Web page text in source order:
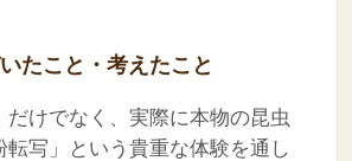
たこと・考えたこと
だけでなく、実際に本物の昆虫
転写」という貴重な体験を通し